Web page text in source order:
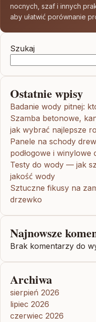
nocnych, szaf i innych
aby ułatwić porównanie
Szukaj
Ostatnie wpisy
Badanie wody pitnej:
Szamba betonowe,
jak wybrać najlepsze
Panele na schody
podłogowe i winylowe
Testy do wody — jak
jakość wody
Sztuczne fikusy na
drzewko
Najnowsze
Brak komentarzy do
Archiwa
sierpień 2026
lipiec 2026
czerwiec 2026